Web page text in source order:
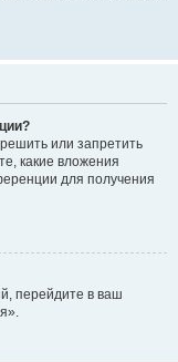
или запретить
какие вложения
для получения
перейдите в ваш